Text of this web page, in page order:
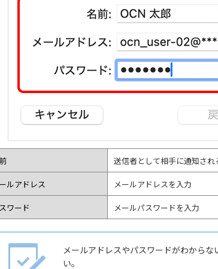
送信者として相手に通知され
ルアドレス メールアドレスを入力
ワード メールパスワードを入力
メールアドレスやパスワードがわから
い。